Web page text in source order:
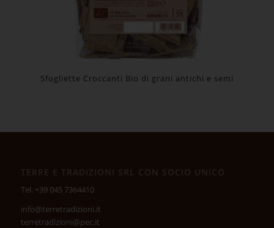
Sfogliette Croccanti Bio di grani antichi e semi
Tel. +39 045 7364410
info@terretradizioni.it
terretradizioni@pec.it